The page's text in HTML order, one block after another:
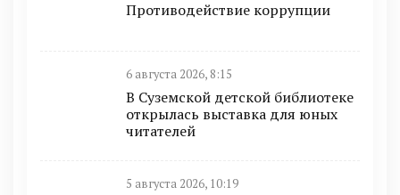
Противодействие коррупции
6 августа 2026, 8:15
В Суземской детской библиотеке
открылась выставка для юных
читателей
5 августа 2026, 10:19